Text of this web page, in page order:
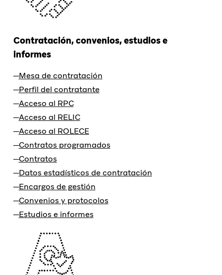
Contratación, convenios, estudios e
informes
Mesa de contratación
Perfil del contratante
Acceso al RPC
Acceso al RELIC
Acceso al ROLECE
Contratos programados
Contratos
Datos estadísticos de contratación
Encargos de gestión
Convenios y protocolos
Estudios e informes